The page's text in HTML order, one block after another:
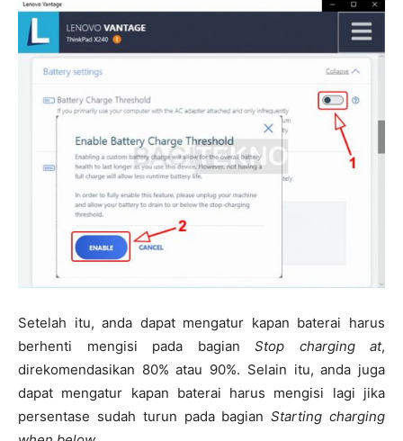
Setelah itu, anda dapat mengatur kapan baterai harus
berhenti mengisi pada bagian Stop charging at,
direkomendasikan 80% atau 90%. Selain itu, anda juga
dapat mengatur kapan baterai harus mengisi lagi jika
persentase sudah turun pada bagianStarting charging